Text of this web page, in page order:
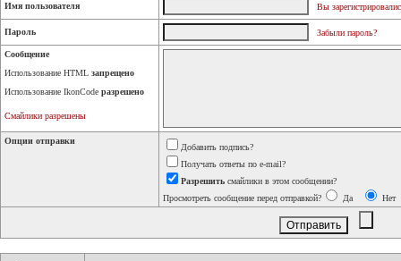
Имя пользователя Вы
Пароль Забыли пароль?
Сообщение
Использование HTML запрещено
Использование IkonCode разрешено
Смайлики разрешены
Опции отправки
Добавить подпись?
Получать ответы по e-mail?
Разрешить смайлики в этом сообщении?
Просмотреть сообщение перед отправкой?
Да Нет